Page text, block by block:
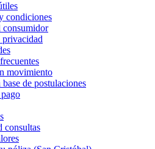
condiciones
consumidor
movimiento
base de postulaciones
consultas